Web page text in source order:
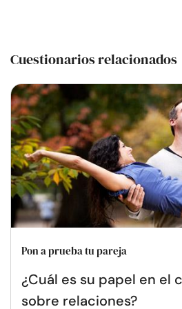
Cuestionarios relacionados
Pon a prueba tu pareja
¿Cuál es su papel en el
sobre relaciones?